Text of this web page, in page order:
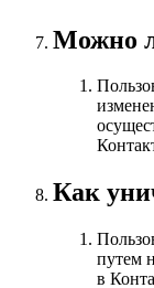
Можно
Как
путем
в